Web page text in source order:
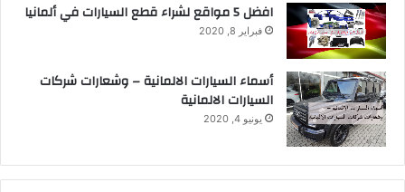
افضل 5 مواقع لشراء قطع السيارات في ألمانيا
فبراير 8, 2020
أسماء السيارات الالمانية – وشعارات شركات
السيارات الالمانية
يونيو 4, 2020